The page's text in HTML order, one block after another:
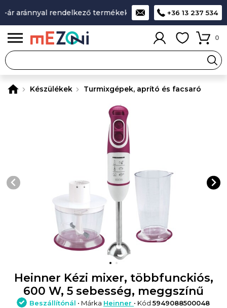
aránnyal rendelkező termékek A legjobb design-+36 13 237 534
0
Készülékek Turmixgépek, aprító és facsaró
Heinner Kézi mixer, többfunckiós,
600 W, 5 sebesség, meggszínű
Beszállítónál • Márka Heinner • Kód5949088500048